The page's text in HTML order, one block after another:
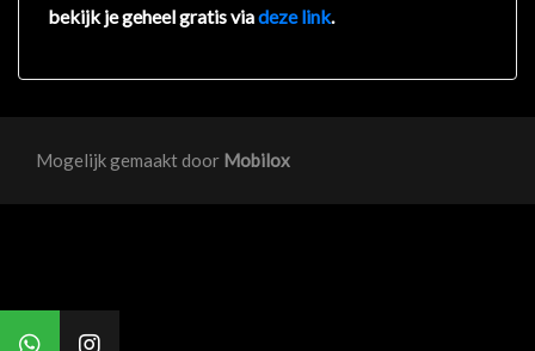
Keyless entry/start
Matrix led koplampen
Schakelpaddles
bekijk je geheel gratis viadeze link.
Mogelijk gemaakt door Mobilox